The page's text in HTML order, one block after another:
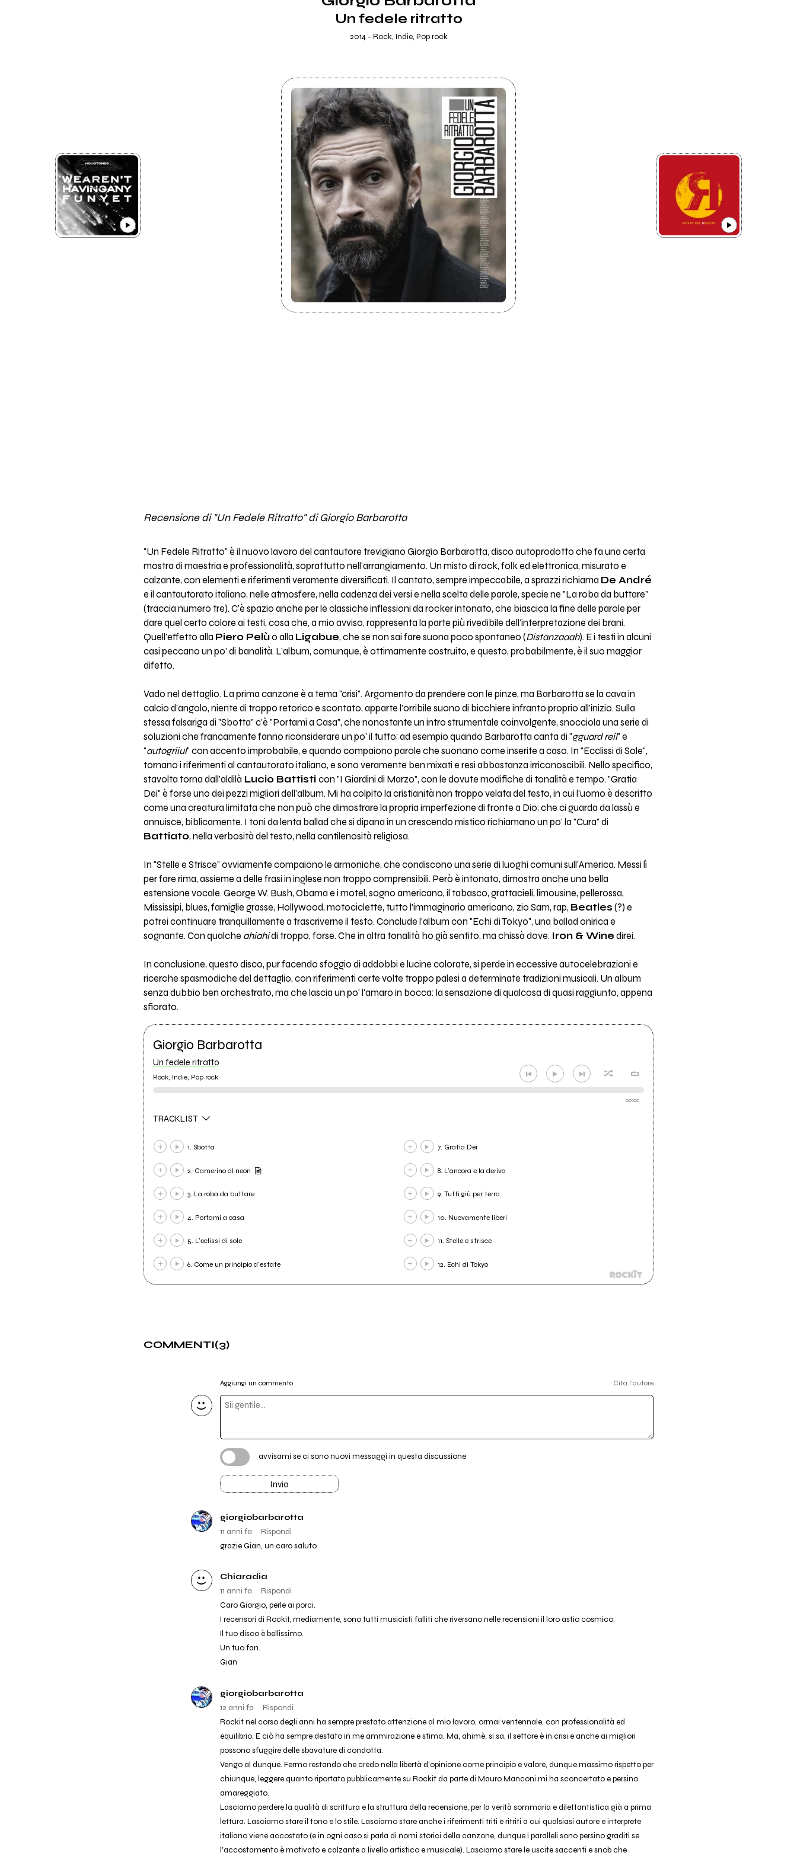
Un fedele ritratto
2014 - Rock, Indie, Pop rock
Recensione di "Un Fedele Ritratto" di Giorgio Barbarotta
"Un Fedele Ritratto" è il nuovo lavoro del cantautore trevigiano Giorgio Barbarotta, disco autoprodotto che fa una certa
mostra di maestria e professionalità, soprattutto nell'arrangiamento. Un misto di rock, folk ed elettronica, misurato e
calzante, con elementi e riferimenti veramente diversificati. Il cantato, sempre impeccabile, a sprazzi richiama De André
e il cantautorato italiano, nelle atmosfere, nella cadenza dei versi e nella scelta delle parole, specie ne "La roba da buttare"
(traccia numero tre). C'è spazio anche per le classiche inflessioni da rocker intonato, che biascica la fine delle parole per
dare quel certo colore ai testi, cosa che, a mio avviso, rappresenta la parte più rivedibile dell'interpretazione dei brani.
Quell'effetto alla Piero Pelùo alla Ligabue, che se non sai fare suona poco spontaneo (Distanzaaah). E i testi in alcuni
casi peccano un po' di banalità. L'album, comunque, è ottimamente costruito, e questo, probabilmente, è il suo maggior
difetto.
Vado nel dettaglio. La prima canzone è a tema "crisi". Argomento da prendere con le pinze, ma Barbarotta se la cava in
calcio d'angolo, niente di troppo retorico e scontato, apparte l'orribile suono di bicchiere infranto proprio all'inizio. Sulla
stessa falsariga di "Sbotta" c'è "Portami a Casa", che nonostante un intro strumentale coinvolgente, snocciola una serie di
soluzioni che francamente fanno riconsiderare un po' il tutto; ad esempio quando Barbarotta canta di "gguard reil" e
"autogriiul" con accento improbabile, e quando compaiono parole che suonano come inserite a caso. In "Ecclissi di Sole",
tornano i riferimenti al cantautorato italiano, e sono veramente ben mixati e resi abbastanza irriconoscibili. Nello specifico,
stavolta torna dall'aldilà Lucio Battisti con "I Giardini di Marzo", con le dovute modifiche di tonalità e tempo. "Gratia
Dei" è forse uno dei pezzi migliori dell'album. Mi ha colpito la cristianità non troppo velata del testo, in cui l'uomo è descritto
come una creatura limitata che non può che dimostrare la propria imperfezione di fronte a Dio; che ci guarda da lassù e
annuisce, biblicamente. I toni da lenta ballad che si dipana in un crescendo mistico richiamano un po' la "Cura" di
Battiato, nella verbosità del testo, nella cantilenosità religiosa.
In "Stelle e Strisce" ovviamente compaiono le armoniche, che condiscono una serie di luoghi comuni sull'America. Messi lì
per fare rima, assieme a delle frasi in inglese non troppo comprensibili. Però è intonato, dimostra anche una bella
estensione vocale. George W. Bush, Obama e i motel, sogno americano, il tabasco, grattacieli, limousine, pellerossa,
Mississipi, blues, famiglie grasse, Hollywood, motociclette, tutto l'immaginario americano, zio Sam, rap, Beatles (?) e
potrei continuare tranquillamente a trascriverne il testo. Conclude l'album con "Echi di Tokyo", una ballad onirica e
sognante. Con qualche ahiahidi troppo, forse. Che in altra tonalità ho già sentito, ma chissà dove. Iron & Wine direi.
In conclusione, questo disco, pur facendo sfoggio di addobbi e lucine colorate, si perde in eccessive autocelebrazioni e
ricerche spasmodiche del dettaglio, con riferimenti certe volte troppo palesi a determinate tradizioni musicali. Un album
senza dubbio ben orchestrato, ma che lascia un po' l'amaro in bocca: la sensazione di qualcosa di quasi raggiunto, appena
sfiorato.
Giorgio Barbarotta
Un fedele ritratto
Rock, Indie, Pop rock
00:00
TRACKLIST
1. Sbotta
2. Camerino al neon
3. La roba da buttare
4. Portami a casa
5. L'eclissi di sole
6. Come un principio d'estate
7. Gratia Dei
8. L'ancora e la deriva
9. Tutti giù per terra
10. Nuovamente liberi
11. Stelle e strisce
12. Echi di Tokyo
COMMENTI(3)
Aggiungi un commento Cita l'autore
avvisami se ci sono nuovi messaggi in questa discussione
Invia
giorgiobarbarotta
11 anni fa
Rispondi
grazie Gian, un caro saluto
Chiaradia
11 anni fa
Rispondi
Caro Giorgio, perle ai porci.
I recensori di Rockit, mediamente, sono tutti musicisti falliti che riversano nelle recensioni il loro astio cosmico.
Il tuo disco è bellissimo.
Un tuo fan.
Gian
giorgiobarbarotta
12 anni fa
Rispondi
Rockit nel corso degli anni ha sempre prestato attenzione al mio lavoro, ormai ventennale, con professionalità ed
equilibrio. E ciò ha sempre destato in me ammirazione e stima. Ma, ahimè, si sa, il settore è in crisi e anche ai migliori
possono sfuggire delle sbavature di condotta.
Vengo al dunque. Fermo restando che credo nella libertà d'opinione come principio e valore, dunque massimo rispetto per
chiunque, leggere quanto riportato pubblicamente su Rockit da parte di Mauro Manconi mi ha sconcertato e persino
amareggiato.
Lasciamo perdere la qualità di scrittura e la struttura della recensione, per la verità sommaria e dilettantistica già a prima
lettura. Lasciamo stare il tono e lo stile. Lasciamo stare anche i riferimenti triti e ritriti a cui qualsiasi autore e interprete
italiano viene accostato (e in ogni caso si parla di nomi storici della canzone, dunque i paralleli sono persino graditi se
l'accostamento è motivato e calzante a livello artistico e musicale). Lasciamo stare le uscite saccenti e snob che